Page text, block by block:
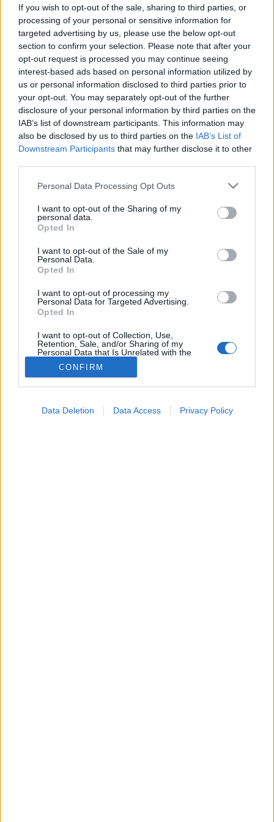
If you wish to opt-out of the sale, sharing to third parties, or
processing of your personal or sensitive information for
targeted advertising by us, please use the below opt-out
section to confirm your selection. Please note that after your
opt-out request is processed you may continue seeing
interest-based ads based on personal information utilized by
us or personal information disclosed to third parties prior to
your opt-out. You may separately opt-out of the further
disclosure of your personal information by third parties on the
IAB’s list of downstream participants. This information may
also be disclosed by us to third parties on the IAB’s List of
Downstream Participants that may further disclose it to other
Please note that this website/app uses one or more Google
not limited to your visit or usage behaviour. You may click to
grant or deny consent to Google and its third-party tags to
use your data for below specified purposes in below Google
consent section.
Personal Data Processing Opt Outs
I want to opt-out of the Sharing of my
personal data.
Opted In
I want to opt-out of the Sale of my
Personal Data.
Opted In
I want to opt-out of processing my
Personal Data for Targeted Advertising.
Opted In
I want to opt-out of Collection, Use,
Retention, Sale, and/or Sharing of my
Personal Data that Is Unrelated with the
Purposes for which it was collected.
Opted Out
CONFIRM
Data Deletion Data Access Privacy Policy
rajongókat
2026. január 31. 19:28
Küldés Küldés Messengeren